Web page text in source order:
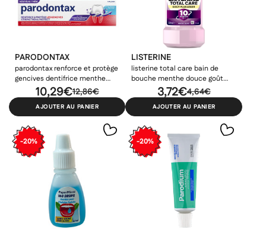
PARODONTAX
parodontax renforce et protège
gencives dentifrice menthe
fraîche 2x75ml
12,86€
10,29€
AJOUTER AU PANIER
LISTERINE
listerine total care bain de
bouche menthe douce goût
plus léger 500ml4,64€
3,72€
AJOUTER AU PANIER
-20% -20%
((cancelText)) ((modalDeleteText))
Annuler Créer une liste d'envies
Annuler Connexion